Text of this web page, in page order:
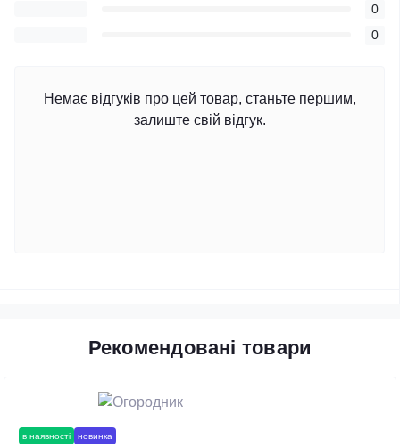
0
0
Немає відгуків про цей товар, станьте першим,
залиште свій відгук.
Рекомендовані товари
в наявності новинка